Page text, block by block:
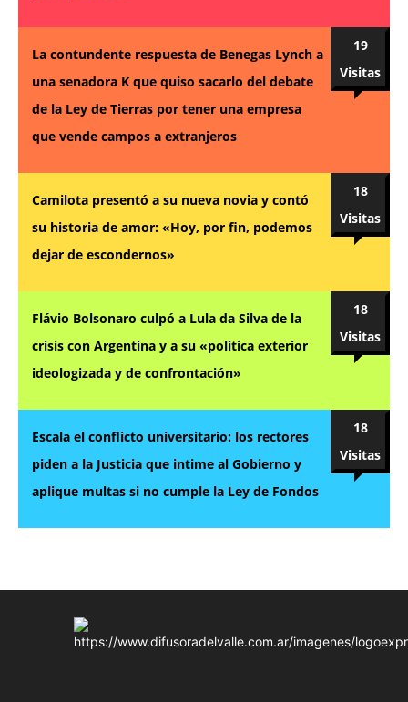
La contundente respuesta de Benegas Lynch a
una senadora K que quiso sacarlo del debate
de la Ley de Tierras por tener una empresa
que vende campos a extranjeros
19
Visitas
Camilota presentó a su nueva novia y contó
su historia de amor: «Hoy, por fin, podemos
dejar de escondernos»
18
Visitas
Flávio Bolsonaro culpó a Lula da Silva de la
crisis con Argentina y a su «política exterior
ideologizada y de confrontación»
18
Visitas
Escala el conflicto universitario: los rectores
piden a la Justicia que intime al Gobierno y
aplique multas si no cumple la Ley de Fondos
18
Visitas